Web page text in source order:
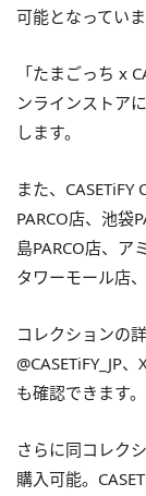
可能となっていま
「たまごっち x
ンラインストア
します。
また、
PARCO店、池袋
島PARCO店、ア
タワーモール店
コレクションの
@CASETiFY_JP
も確認できます。
さらに同コレク
購入可能。